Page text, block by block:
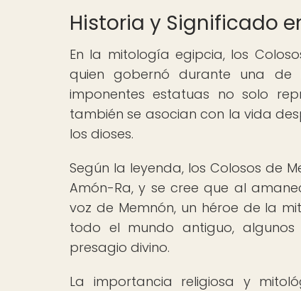
Historia y Significado
En la mitología egipcia, los
quien gobernó durante una de
imponentes estatuas no solo
también se asocian con la vida
los dioses.
Según la leyenda, los Colosos de
Amón-Ra, y se cree que al
voz de Memnón, un héroe de la
todo el mundo antiguo,
presagio divino.
La importancia religiosa y